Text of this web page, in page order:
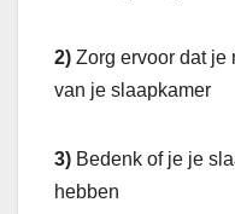
2) Zorg ervoor dat je
van je slaapkamer
3) Bedenk of je je
hebben